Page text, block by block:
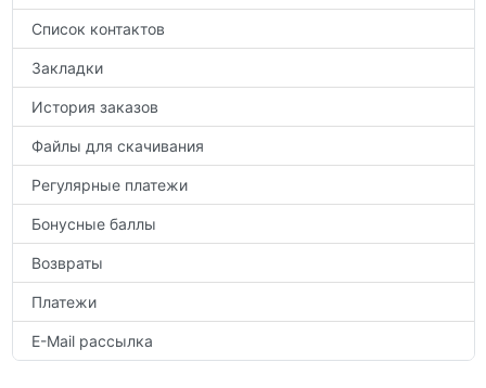
Список контактов
Закладки
История заказов
Файлы для скачивания
Регулярные платежи
Бонусные баллы
Возвраты
Платежи
E-Mail рассылка